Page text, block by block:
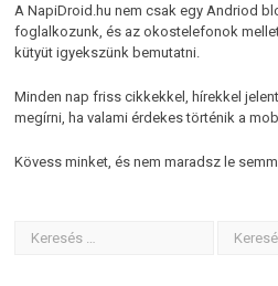
A NapiDroid.hu nem csak egy Andriod
foglalkozunk, és az okostelefonok
kütyüt igyekszünk bemutatni.
Minden nap friss cikkekkel, hírekkel
megírni, ha valami érdekes történik a
Kövess minket, és nem maradsz le